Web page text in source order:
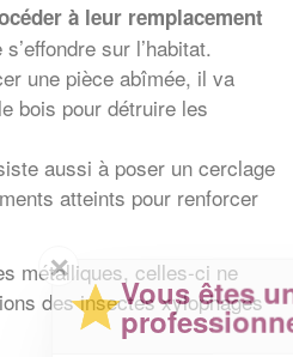
à leur remplacement
sur l’habitat.
une pièce abîmée, il va
bois pour détruire les
aussi à poser un cerclage
atteints pour renforcer
métalliques, celles-ci ne
des insectes xylophages
êtes un
?